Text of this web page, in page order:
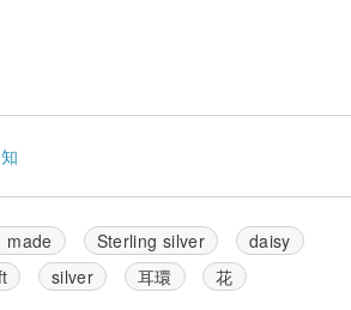
made Sterling silver
daisy
silver 耳環 花